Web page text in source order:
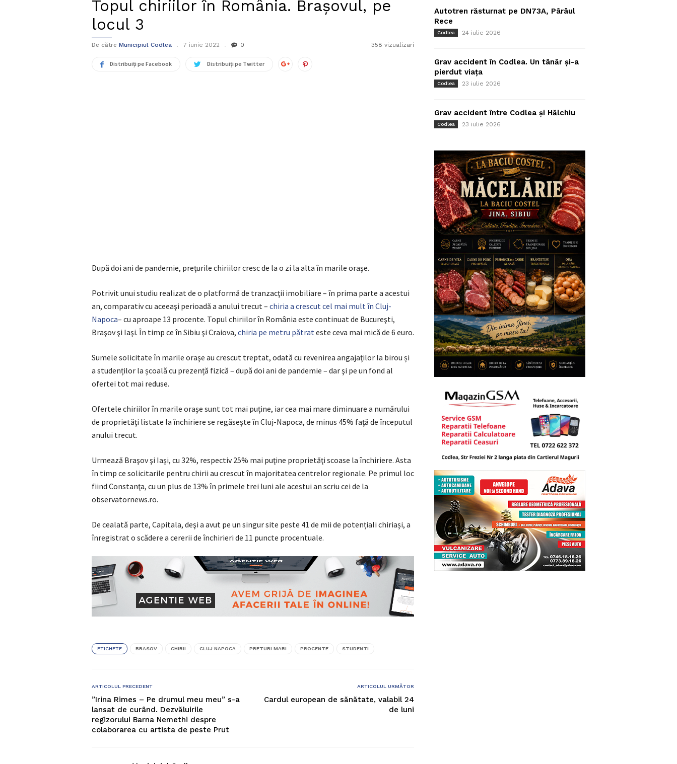
Topul chiriilor în România. Brașovul, pe
locul 3
De către Municipiul Codlea 7 iunie 2022 0 358 vizualizari
Distribuiți pe Facebook Distribuiți pe Twitter
După doi ani de pandemie, prețurile chiriilor cresc de la o zi la alta în marile orașe.
Potrivit unui studiu realizat de o platformă de tranzacţii imobiliare – în prima parte a acestui
an, comparativ cu aceeaşi perioadă a anului trecut – chiria a crescut cel mai mult în Cluj-
Napoca– cu aproape 13 procente. Topul chiriilor în România este continuat de Bucureşti,
Braşov şi Iaşi. În timp ce în Sibiu şi Craiova, chiria pe metru pătrateste ceva mai mică de 6 euro.
Sumele solicitate în marile oraşe au crescut treptat, odată cu revenirea angajaţilor la birou și
a studenților la școală cu prezență fizică – după doi ani de pandemie – dar şi pe un fond al
ofertei tot mai reduse.
Ofertele chiriilor în marile orașe sunt tot mai puține, iar cea mai mare diminuare a numărului
de proprietăţi listate la închiriere se regăsește în Cluj-Napoca, de minus 45% faţă de începutul
anului trecut.
Urmează Braşov şi Iaşi, cu 32%, respectiv 25% mai puţine proprietăţi scoase la închiriere. Asta
în timp ce solicitarile pentru chirii au crescut în majoritatea centrelor regionale. Pe primul loc
fiind Constanţa, cu un plus de 13% în primele trei luni ale acestui an scriu cei de la
observatornews.ro.
De cealată parte, Capitala, deşi a avut pe un singur site peste 41 de mii de potențiali chiriași, a
înregistrat o scădere a cererii de închirieri de 11 puncte procentuale.
ETICHETE BRASOV CHIRII CLUJ NAPOCA PRETURI MARI PROCENTE STUDENTI
ARTICOLUL PRECEDENT
”Irina Rimes – Pe drumul meu meu” s-a
lansat de curând. Dezvăluirile
regizorului Barna Nemethi despre
colaborarea cu artista de peste Prut
ARTICOLUL URMĂTOR
Cardul european de sănătate, valabil 24
de luni
Autotren răsturnat pe DN73A, Pârâul
Rece
Codlea 24 iulie 2026
Grav accident în Codlea. Un tânăr și-a
pierdut viața
Codlea 23 iulie 2026
Grav accident între Codlea și Hălchiu
Codlea 23 iulie 2026